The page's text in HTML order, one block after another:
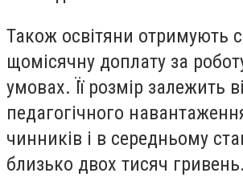
Також освітяни отримують
щомісячну доплату за
умовах. Її розмір залежить
педагогічного
чинників і в середньому
близько двох тисяч